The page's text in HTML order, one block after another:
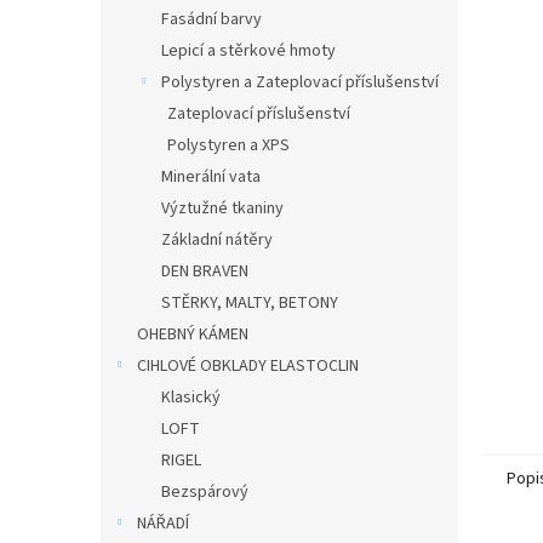
Fasádní barvy
Lepicí a stěrkové hmoty
Polystyren a Zateplovací příslušenství
Zateplovací příslušenství
Polystyren a XPS
Minerální vata
Výztužné tkaniny
Základní nátěry
DEN BRAVEN
STĚRKY, MALTY, BETONY
OHEBNÝ KÁMEN
CIHLOVÉ OBKLADY ELASTOCLIN
Klasický
LOFT
RIGEL
Bezspárový
NÁŘADÍ